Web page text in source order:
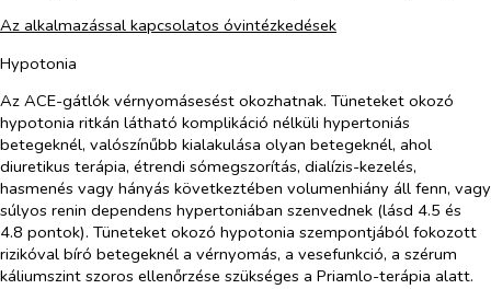
Az alkalmazással kapcsolatos óvintézkedések
Hypotonia
Az ACE-gátlók vérnyomásesést okozhatnak. Tüneteket okozó
hypotonia ritkán látható komplikáció nélküli hypertoniás
betegeknél, valószínűbb kialakulása olyan betegeknél, ahol
diuretikus terápia, étrendi sómegszorítás, dialízis-kezelés,
hasmenés vagy hányás következtében volumenhiány áll fenn, vagy
súlyos renin dependens hypertoniában szenvednek (lásd 4.5 és
4.8 pontok). Tüneteket okozó hypotonia szempontjából fokozott
rizikóval bíró betegeknél a vérnyomás, a vesefunkció, a szérum
káliumszint szoros ellenőrzése szükséges a Priamlo-terápia alatt.